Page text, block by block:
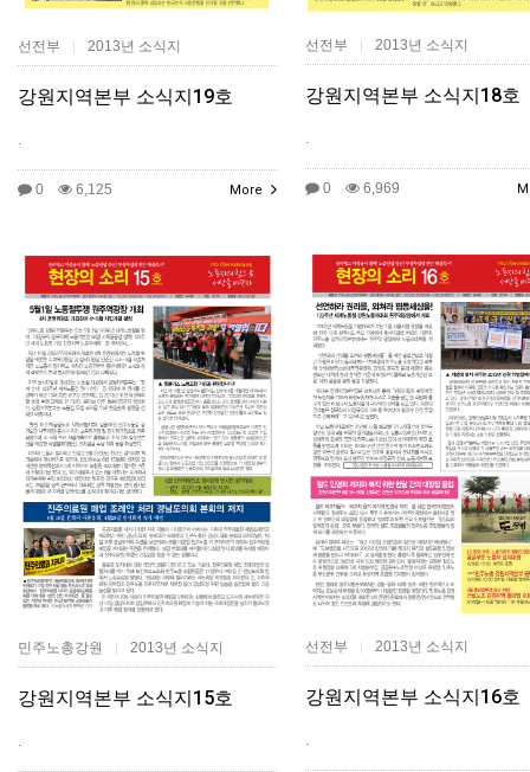
선전부 | 2013년 소식지
강원지역본부 소식지19호
0 6,125 More
선전부 2013년 소식지
강원지역본부 소식지18호
.
0 6,969
선전부 | 2013년 소식지
강원지역본부 소식지16호
민주노총강원 | 2013년 소식지
강원지역본부 소식지15호